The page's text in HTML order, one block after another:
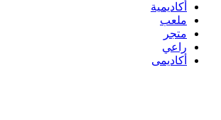
أكاديمية
ملعب
متجر
راعي
أكاديمى